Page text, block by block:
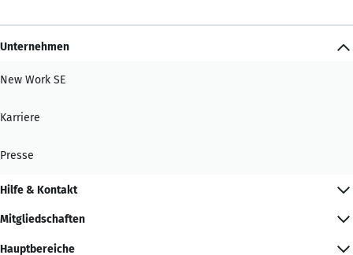
Unternehmen
New Work SE
Karriere
Presse
Hilfe & Kontakt
Mitgliedschaften
Hauptbereiche